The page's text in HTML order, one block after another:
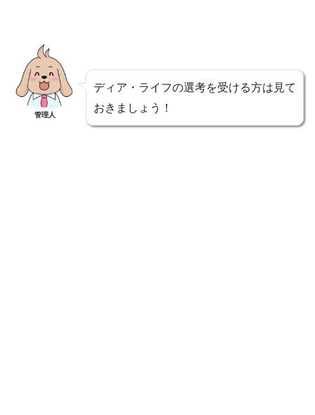
管理人
ディア・ライフの選考を受ける方は見て
おきましょう！